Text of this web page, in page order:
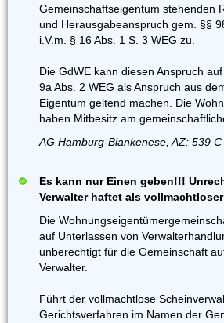
Gemeinschaftseigentum stehenden
und Herausgabeanspruch gem. §§
i.V.m. § 16 Abs. 1 S. 3 WEG zu.
Die GdWE kann diesen Anspruch
9a Abs. 2 WEG als Anspruch aus
Eigentum geltend machen. Die
haben Mitbesitz am
AG Hamburg-Blankenese, AZ: 539
Es kann nur Einen geben!!!
Verwalter haftet als vollmachtloser
Die
auf Unterlassen von
unberechtigt für die Gemeinschaft
Verwalter.
Führt der vollmachtlose
Gerichtsverfahren im Namen der